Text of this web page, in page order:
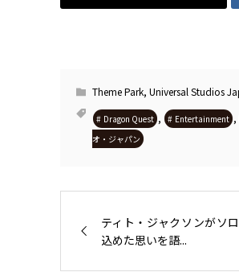
Theme Park, Universal Studios
Dragon Quest , Entertainment ,
オ・ジャパン
ティト・ジャクソンがソ
込めた思いを語...